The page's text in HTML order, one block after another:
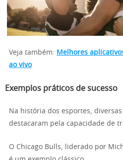
Veja também: Melhores
ao vivo
Exemplos práticos de sucesso
Na história dos esportes,
destacaram pela capacidade de
O Chicago Bulls, liderado por